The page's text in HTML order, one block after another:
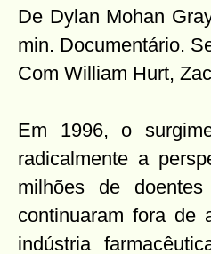
De Dylan Mohan
min. Documentário.
Com William Hurt,
Em 1996, o
radicalmente a
milhões de
continuaram fora de
indústria